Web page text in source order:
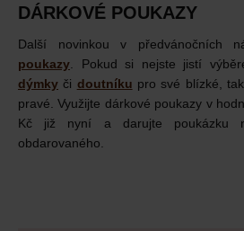
DÁRKOVÉ POUKAZY
Další novinkou v předvánočních
poukazy . Pokud si nejste jistí
dýmky či doutníku pro své blízké,
pravé. Využijte dárkové poukazy v
Kč již nyní a darujte poukázku
obdarovaného.